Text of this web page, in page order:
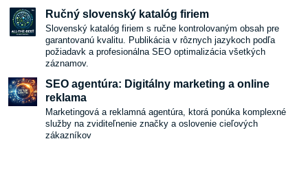
Ručný slovenský katalóg firiem
Slovenský katalóg firiem s ručne kontrolovaným obsah pre
garantovanú kvalitu. Publikácia v rôznych jazykoch podľa
požiadavk a profesionálna SEO optimalizácia všetkých
záznamov.
SEO agentúra: Digitálny marketing a online
reklama
Marketingová a reklamná agentúra, ktorá ponúka komplexné
služby na zviditeľnenie značky a oslovenie cieľových
zákazníkov